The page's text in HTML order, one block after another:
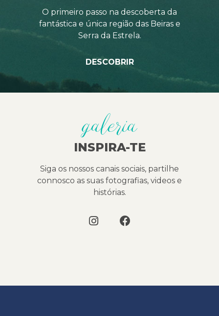
O primeiro passo na descoberta da
fantástica e única região das Beiras e
Serra da Estrela.
DESCOBRIR
galeria
INSPIRA-TE
Siga os nossos canais sociais, partilhe
connosco as suas fotografias, videos e
histórias.